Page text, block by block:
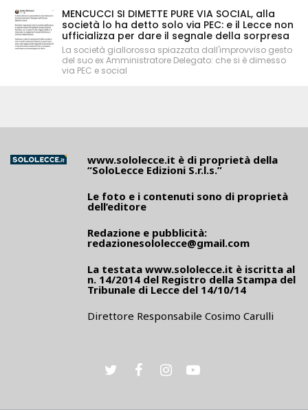
MENCUCCI SI DIMETTE PURE VIA SOCIAL, alla
società lo ha detto solo via PEC: e il Lecce non
ufficializza per dare il segnale della sorpresa
La società giallorossa spiazzata dall'improvviso gesto
del suo ex Amministratore Delegato: che si è dimesso
via PEC e social
www.sololecce.it è di proprietà della
“SoloLecce Edizioni S.r.l.s.”
Le foto e i contenuti sono di proprietà
dell’editore
Redazione e pubblicità:
redazionesololecce@gmail.com
La testata www.sololecce.it è iscritta al
n. 14/2014 del Registro della Stampa del
Tribunale di Lecce del 14/10/14
Direttore Responsabile Cosimo Carulli